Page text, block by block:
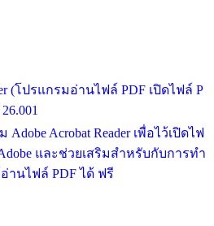
(โปรแกรมอ่านไฟล์ PDF เปิดไฟล์ P
Acrobat Reader เพื่อไว้เปิดไฟ
และช่วยเสริมสำหรับกับการทำ
านไฟล์ PDF ได้ ฟรี